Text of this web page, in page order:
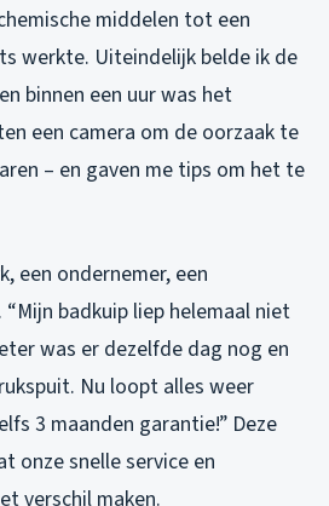
middelen tot een
werkte. Uiteindelijk belde ik de
binnen een uur was het
een camera om de oorzaak te
– en gaven me tips om het te
een ondernemer, een
badkuip liep helemaal niet
was er dezelfde dag nog en
Nu loopt alles weer
3 maanden garantie!” Deze
onze snelle service en
verschil maken.